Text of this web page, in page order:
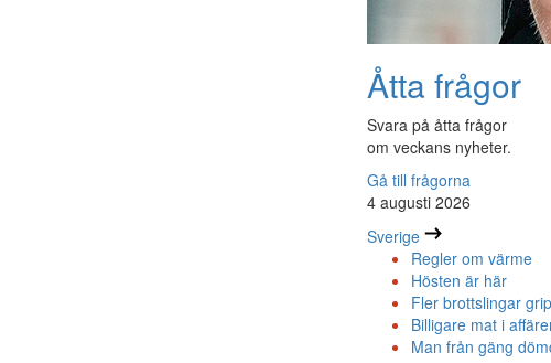
Åtta frågor
Svara på åtta frågor
om veckans nyheter.
Gå till frågorna
4 augusti 2026
Sverige
Regler om värme
Hösten är här
Fler brottslingar
Billigare mat i
Man från gäng